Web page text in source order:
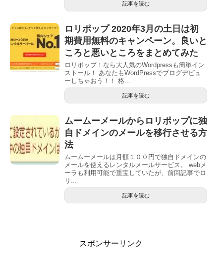
記事を読む
ロリポップ 2020年3月の土日は初
期費用無料のキャンペーン。良いと
ころと悪いところをまとめてみた
ロリポップ！なら大人気のWordpressも簡単イン
ストール！ あなたもWordPressでブログデビュ
ーしちゃおう！！ 格...
記事を読む
ムームーメールからロリポップに独
自ドメインのメールを移行させる方
法
ムームーメールは月額１００円で独自ドメインの
メールを使えるレンタルメールサービス。 webメ
ーラも利用可能で重宝していたが、前回記事でロ
リ...
記事を読む
スポンサーリンク